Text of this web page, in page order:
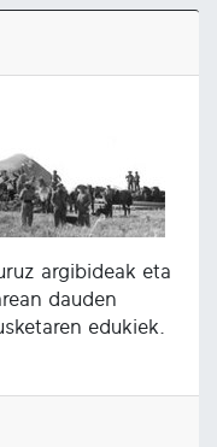
argibideak eta
dauden
edukiek.